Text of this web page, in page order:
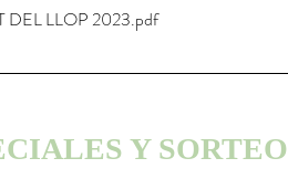
DEL LLOP 2023.pdf
Y SORTEO